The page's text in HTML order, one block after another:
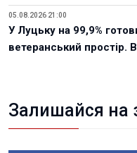
05.08.2026 21:00
У Луцьку на 99,9%
ветеранський простір.
Залишайся на